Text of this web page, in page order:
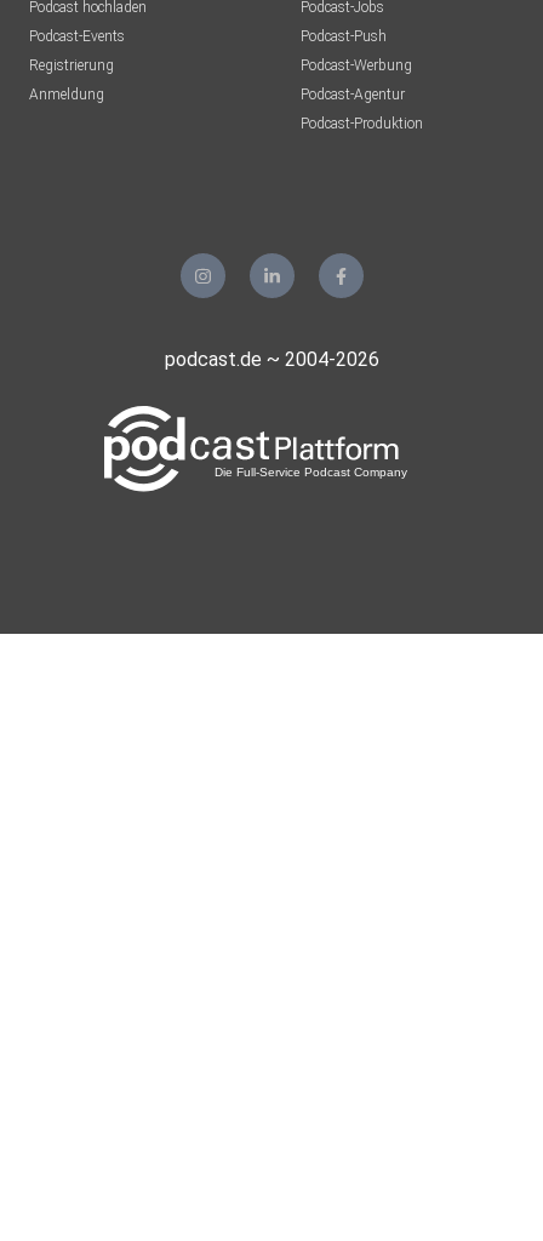
Podcast hochladen
Podcast-Events
Registrierung
Anmeldung
Podcast-Jobs
Podcast-Push
Podcast-Werbung
Podcast-Agentur
Podcast-Produktion
podcast.de ~ 2004-2026